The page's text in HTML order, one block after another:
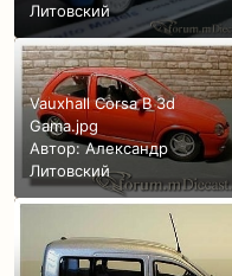
Литовский
Vauxhall Corsa B 3d
Gama.jpg
Автор:Александр
Литовский